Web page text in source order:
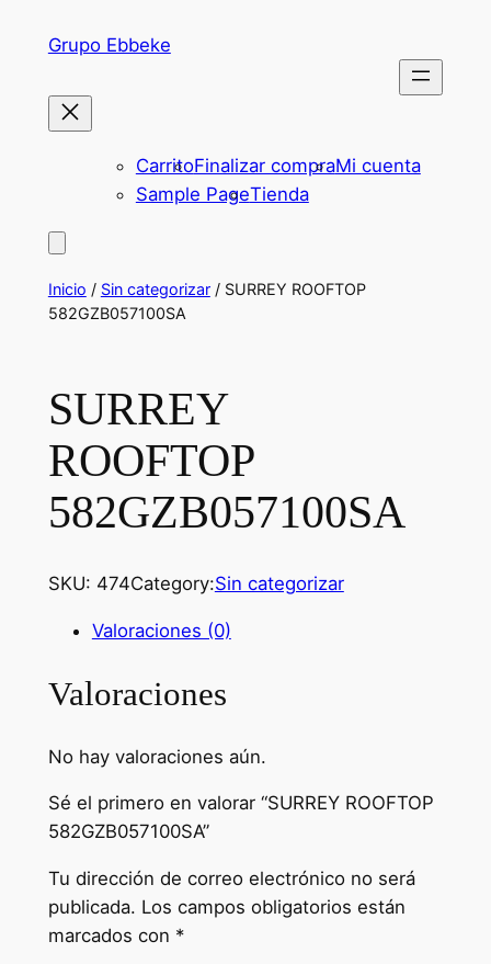
Grupo Ebbeke
CarritoFinalizar compraMi cuenta
Sample PageTienda
Inicio / Sin categorizar/ SURREY ROOFTOP
582GZB057100SA
SURREY
ROOFTOP
582GZB057100SA
SKU: 474Category:Sin categorizar
Valoraciones (0)
Valoraciones
No hay valoraciones aún.
Sé el primero en valorar “SURREY ROOFTOP
582GZB057100SA”
Tu dirección de correo electrónico no será
publicada. Los campos obligatorios están
marcados con *